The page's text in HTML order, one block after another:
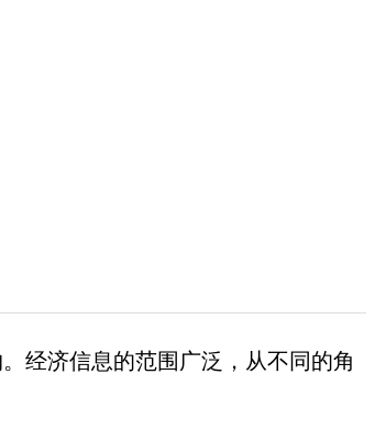
经济信息的范围广泛，从不同的角